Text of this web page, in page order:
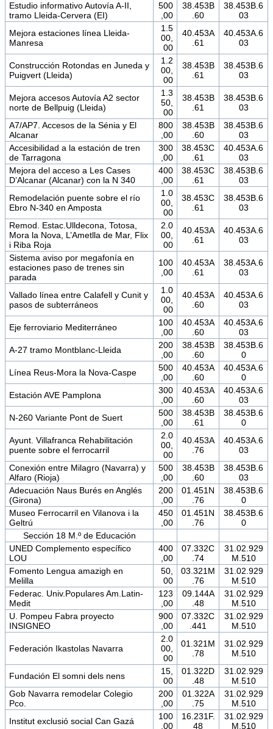
Estudio informativo Autovía A-II,
tramo Lleida-Cervera (EI)
500
,00
38.453B
.60
38.453B.6
03
Mejora estaciones línea Lleida-
Manresa
1.5
00,
00
40.453A
.61
40.453A.6
03
Construcción Rotondas en Juneda y
Puigvert (Lleida)
1.2
00,
00
38.453B
.61
38.453B.6
03
Mejora accesos Autovía A2 sector
norte de Bellpuig (Lleida)
1.3
50,
00
38.453B
.61
38.453B.6
03
A7/AP7. Accesos de la Sénia y El
Alcanar
800
,00
38.453B
.60
38.453B.6
03
Accesibilidad a la estación de tren
de Tarragona
300
,00
38.453C
.61
40.453A.6
03
Mejora del acceso a Les Cases
D’Alcanar (Alcanar) con la N 340
400
,00
38.453C
.61
38.453B.6
03
Remodelación puente sobre el río
Ebro N-340 en Amposta
1.0
00,
00
38.453C
.61
38.453B.6
03
Remod. Estac.Ulldecona, Totosa,
Mora la Nova, L’Ametlla de Mar, Flix
i Riba Roja
2.0
00,
00
40.453A
.61
40.453A.6
03
Sistema aviso por megafonía en
estaciones paso de trenes sin
parada
100
,00
40.453A
.61
38.453A.6
03
Vallado línea entre Calafell y Cunit y
pasos de subterráneos
1.0
00,
00
40.453A
.60
40.453A.6
03
Eje ferroviario Mediterráneo
100
,00
40.453A
.60
40.453A.6
03
A-27 tramo Montblanc-Lleida
200
,00
38.453B
.60
38.453B.6
0
Línea Reus-Mora la Nova-Caspe
500
,00
40.453A
.60
40.453A.6
0
Estación AVE Pamplona
300
,00
40.453A
.60
40.453A.6
03
N-260 Variante Pont de Suert
500
,00
38.453B
.61
38.453B.6
0
Ayunt. Villafranca Rehabilitación
puente sobre el ferrocarril
2.0
00,
00
40.453A
.76
40.453A.6
03
Conexión entre Milagro (Navarra) y
Alfaro (Rioja)
500
,00
38.453B
.60
38.453B.6
03
Adecuación Naus Burés en Anglés
(Girona)
200
,00
01.451N
.76
38.453B.6
0
Museo Ferrocarril en Vilanova i la
Geltrú
450
,00
01.451N
.76
38.453B.6
0
Sección 18 M.º de Educación
UNED Complemento específico
LOU
400
,00
07.332C
.74
31.02.929
M.510
Fomento Lengua amazigh en
Melilla
50,
00
03.321M
.76
31.02.929
M.510
Federac. Univ.Populares Am.Latin-
Medit
123
,00
09.144A
.48
31.02.929
M.510
U. Pompeu Fabra proyecto
INSIGNEO
900
,00
07.332C
.441
31.02.929
M.510
Federación Ikastolas Navarra
2.0
00,
00
01.321M
.78
31.02.929
M.510
Fundación El somni dels nens
15,
00
01.322D
.48
31.02.929
M.510
Gob Navarra remodelar Colegio
Pco.
200
,00
01.322A
.75
31.02.929
M.510
Institut exclusió social Can Gazá
100
,00
16.231F.
48
31.02.929
M.510